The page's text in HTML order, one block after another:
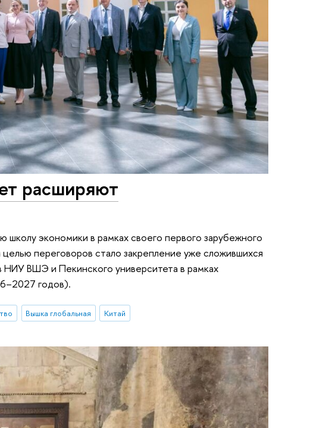
расширяют
экономики в рамках своего первого зарубежного
переговоров стало закрепление уже сложившихся
НИУ ВШЭ и Пекинского университета в рамках
годов).
Вышка глобальная Китай